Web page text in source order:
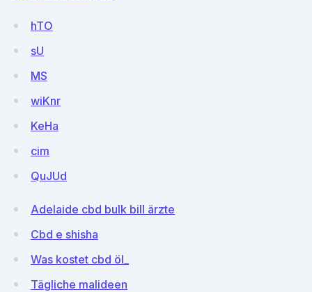
hTO
sU
MS
wiKnr
KeHa
cim
QuJUd
Adelaide cbd bulk bill ärzte
Cbd e shisha
Was kostet cbd öl_
Tägliche malideen